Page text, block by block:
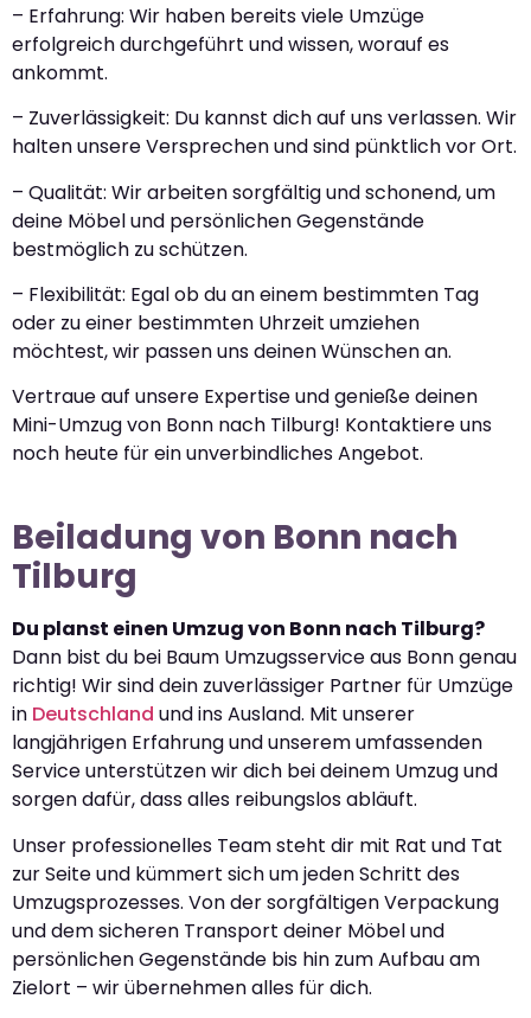
– Erfahrung: Wir haben bereits viele Umzüge
erfolgreich durchgeführt und wissen, worauf es
ankommt.
– Zuverlässigkeit: Du kannst dich auf uns verlassen. Wir
halten unsere Versprechen und sind pünktlich vor Ort.
– Qualität: Wir arbeiten sorgfältig und schonend, um
deine Möbel und persönlichen Gegenstände
bestmöglich zu schützen.
– Flexibilität: Egal ob du an einem bestimmten Tag
oder zu einer bestimmten Uhrzeit umziehen
möchtest, wir passen uns deinen Wünschen an.
Vertraue auf unsere Expertise und genieße deinen
Mini-Umzug von Bonn nach Tilburg! Kontaktiere uns
noch heute für ein unverbindliches Angebot.
Beiladung von Bonn nach
Tilburg
Du planst einen Umzug von Bonn nach Tilburg?
Dann bist du bei Baum Umzugsservice aus Bonn genau
richtig! Wir sind dein zuverlässiger Partner für Umzüge
in Deutschland und ins Ausland. Mit unserer
langjährigen Erfahrung und unserem umfassenden
Service unterstützen wir dich bei deinem Umzug und
sorgen dafür, dass alles reibungslos abläuft.
Unser professionelles Team steht dir mit Rat und Tat
zur Seite und kümmert sich um jeden Schritt des
Umzugsprozesses. Von der sorgfältigen Verpackung
und dem sicheren Transport deiner Möbel und
persönlichen Gegenstände bis hin zum Aufbau am
Zielort – wir übernehmen alles für dich.